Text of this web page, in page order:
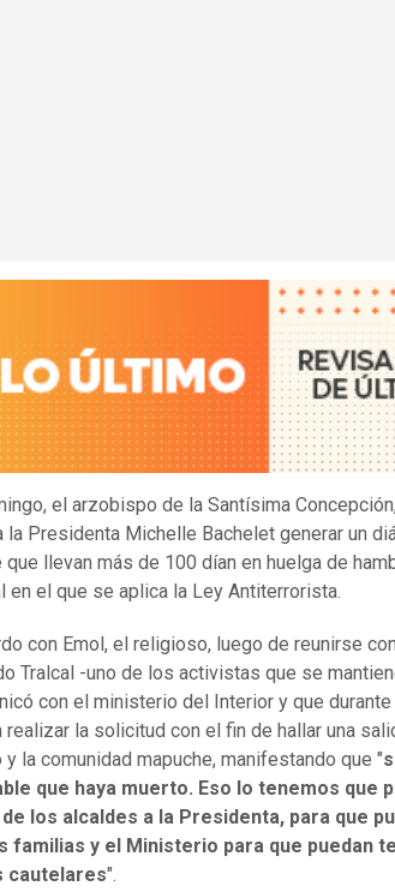
el arzobispo de la Santísima
la Presidenta Michelle Bachelet generar un
que llevan más de 100 dían en huelga de
en el que se aplica la Ley Antiterrorista.
con Emol, el religioso, luego de reunirse
Tralcal -uno de los activistas que se
con el ministerio del Interior y que
realizar la solicitud con el fin de hallar una
y la comunidad mapuche, manifestando que "
que haya muerto. Eso lo tenemos que
los alcaldes a la Presidenta, para que
familias y el Ministerio para que puedan
cautelares".